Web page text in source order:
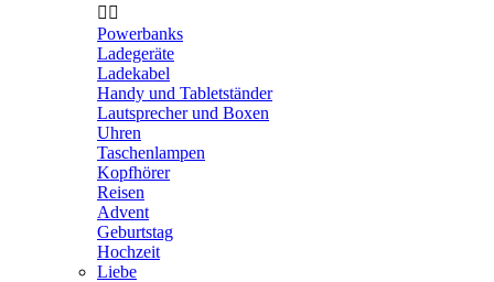
 
Powerbanks
Ladegeräte
Ladekabel
Handy und Tabletständer
Lautsprecher und Boxen
Uhren
Taschenlampen
Kopfhörer
Reisen
Advent
Geburtstag
Hochzeit
Liebe